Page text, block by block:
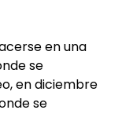
en una
se
en diciembre
se